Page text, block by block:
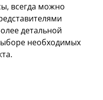
всегда можно
детальной
необходимых